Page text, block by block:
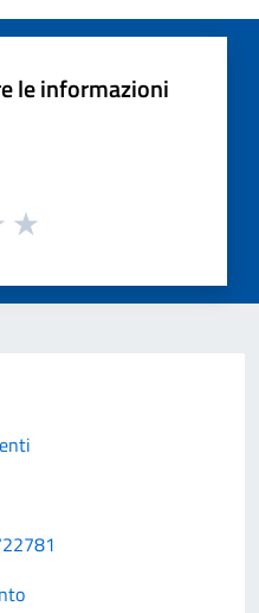
le informazioni